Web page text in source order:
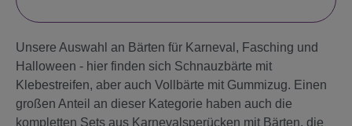
Unsere Auswahl an Bärten für Karneval, Fasching und
Halloween - hier finden sich Schnauzbärte mit
Klebestreifen, aber auch Vollbärte mit Gummizug. Einen
großen Anteil an dieser Kategorie haben auch die
kompletten Sets aus Karnevalsperücken mit Bärten, die